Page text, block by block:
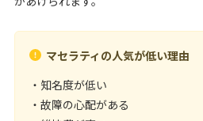
マセラティの人気が低い理由
・知名度が低い
・故障の心配がある